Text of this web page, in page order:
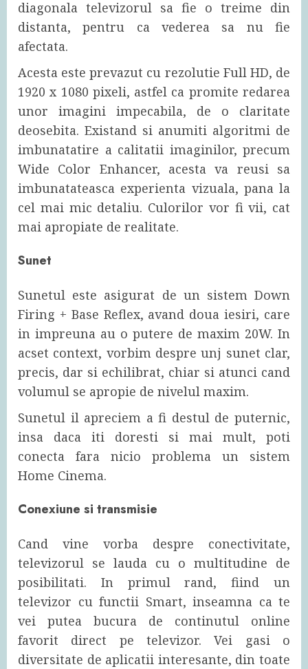
diagonala televizorul sa fie o treime din
distanta, pentru ca vederea sa nu fie
afectata.
Acesta este prevazut cu rezolutie Full HD, de
1920 x 1080 pixeli, astfel ca promite redarea
unor imagini impecabila, de o claritate
deosebita. Existand si anumiti algoritmi de
imbunatatire a calitatii imaginilor, precum
Wide Color Enhancer, acesta va reusi sa
imbunatateasca experienta vizuala, pana la
cel mai mic detaliu. Culorilor vor fi vii, cat
mai apropiate de realitate.
Sunet
Sunetul este asigurat de un sistem Down
Firing + Base Reflex, avand doua iesiri, care
in impreuna au o putere de maxim 20W. In
acset context, vorbim despre unj sunet clar,
precis, dar si echilibrat, chiar si atunci cand
volumul se apropie de nivelul maxim.
Sunetul il apreciem a fi destul de puternic,
insa daca iti doresti si mai mult, poti
conecta fara nicio problema un sistem
Home Cinema.
Conexiune si transmisie
Cand vine vorba despre conectivitate,
televizorul se lauda cu o multitudine de
posibilitati. In primul rand, fiind un
televizor cu functii Smart, inseamna ca te
vei putea bucura de continutul online
favorit direct pe televizor. Vei gasi o
diversitate de aplicatii interesante, din toate